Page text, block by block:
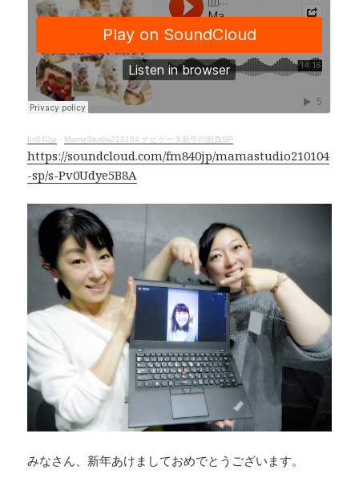
e
b
o
o
k
e
a
d
s
y
Li
n
k
fm840jp · MamaStudio210104 ナビゲータ新年の抱負SP
https://soundcloud.com/fm840jp/mamastudio210104
-sp/s-Pv0Udye5B8A
みなさん、新年あけましておめでとうございます。